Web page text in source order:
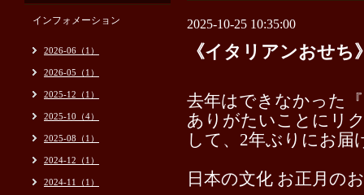
2025-10-25 10:35:00
《イタリアンおせち
去年はできなかった
ありがたいことにリ
して、2年ぶりにお届
日本の文化 お正月の
インフォメーション
2026-06（1）
2026-05（1）
2025-12（1）
2025-10（4）
2025-08（1）
2024-12（1）
2024-11（1）